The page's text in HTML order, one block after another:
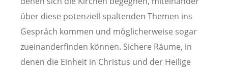
über diese potenziell spaltenden Themen ins
Gespräch kommen und möglicherweise sogar
zueinanderfinden können. Sichere Räume, in
denen die Einheit in Christus und der Heilige